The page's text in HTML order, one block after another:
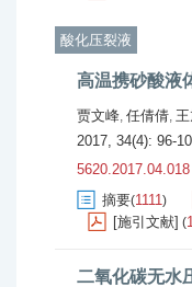
酸化压裂液
高温携砂酸液
贾文峰, 任倩倩,
2017, 34(4): 96-
5620.2017.04.018
摘要(1111)
[施引文献] (
二氧化碳无水